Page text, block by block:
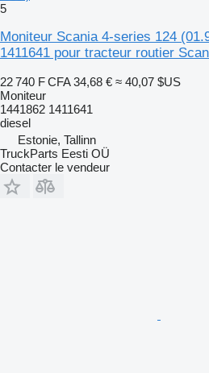
5
Moniteur Scania 4-series 124
1411641 pour tracteur routier
22 740 F CFA 34,68 € ≈ 40,07 $US
Moniteur
1441862 1411641
diesel
Estonie, Tallinn
TruckParts Eesti OÜ
Contacter le vendeur